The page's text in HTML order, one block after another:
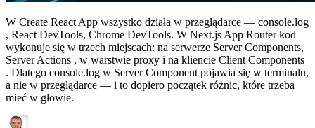
W Create React App wszystko działa w przeglądarce — console.log
, React DevTools, Chrome DevTools. W Next.js App Router kod
wykonuje się w trzech miejscach: na serwerze Server Components,
Server Actions , w warstwie proxy i na kliencie Client Components
. Dlatego console.log w Server Component pojawia się w terminalu,
a nie w przeglądarce — i to dopiero początek różnic, które trzeba
mieć w głowie.